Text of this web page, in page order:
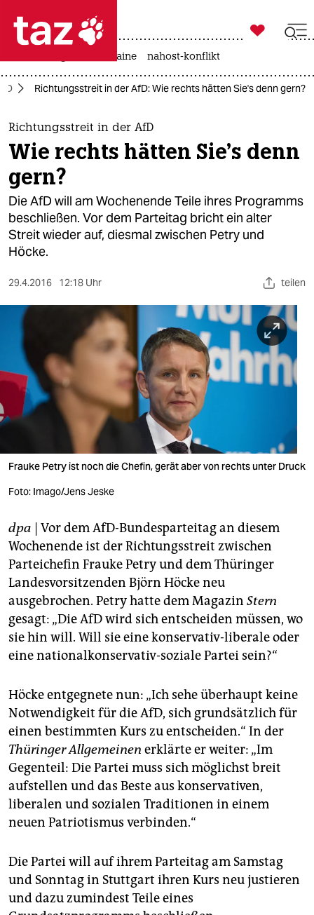
 taz zahl ich
taz zahl ich
themen
politik
öko
gesellschaft
kultur
sport
berlin
nord
wahrheit
verlag
veranstaltungen
shop
fragen & hilfe
unterstützen
abo
genossenschaft
epaper login

taz zahl ich
krieg in der ukraine nahost-konflikt
Richtungsstreit in der AfD: Wie rechts hätten Sie's denn gern?
Richtungsstreit in der AfD
Wie rechts hätten Sie's denn
gern?
Die AfD will am Wochenende Teile ihres Programms
beschließen. Vor dem Parteitag bricht ein alter
Streit wieder auf, diesmal zwischen Petry und
Höcke.
29.4.2016 12:18 Uhr teilen
Frauke Petry ist noch die Chefin, gerät aber von rechts unter Druck
Foto: Imago/Jens Jeske
dpa | Vor dem AfD-Bundesparteitag an diesem
Wochenende ist der Richtungsstreit zwischen
Parteichefin Frauke Petry und dem Thüringer
Landesvorsitzenden Björn Höcke neu
ausgebrochen. Petry hatte dem Magazin Stern
gesagt: „Die AfD wird sich entscheiden müssen, wo
sie hin will. Will sie eine konservativ-liberale oder
eine nationalkonservativ-soziale Partei sein?“
Höcke entgegnete nun: „Ich sehe überhaupt keine
Notwendigkeit für die AfD, sich grundsätzlich für
einen bestimmten Kurs zu entscheiden.“ In der
Thüringer Allgemeinen erklärte er weiter: „Im
Gegenteil: Die Partei muss sich möglichst breit
aufstellen und das Beste aus konservativen,
liberalen und sozialen Traditionen in einem
neuen Patriotismus verbinden.“
Die Partei will auf ihrem Parteitag am Samstag
und Sonntag in Stuttgart ihren Kurs neu justieren
und dazu zumindest Teile eines